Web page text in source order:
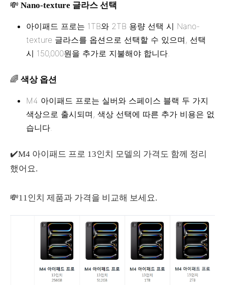
💸 Nano-texture 글라스 선택
아이패드 프로는 1TB와 2TB 용량 선택 시 Nano-
texture 글라스를 옵션으로 선택할 수 있으며, 선택
시 150,000원을 추가로 지불해야 합니다.
🌈 색상 옵션
M4 아이패드 프로는 실버와 스페이스 블랙 두 가지
색상으로 출시되며, 색상 선택에 따른 추가 비용은 없
습니다.
✔️M4 아이패드 프로 13인치 모델의 가격도 함께 정리
했어요.
💸11인치 제품과 가격을 비교해 보세요.